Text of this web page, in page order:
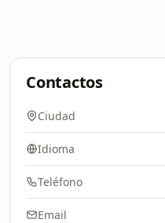
Contactos
Ciudad
Idioma
Teléfono
Email